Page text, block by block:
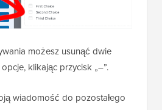
możesz usunąć dwie
klikając przycisk „–”.
wiadomość do pozostałego